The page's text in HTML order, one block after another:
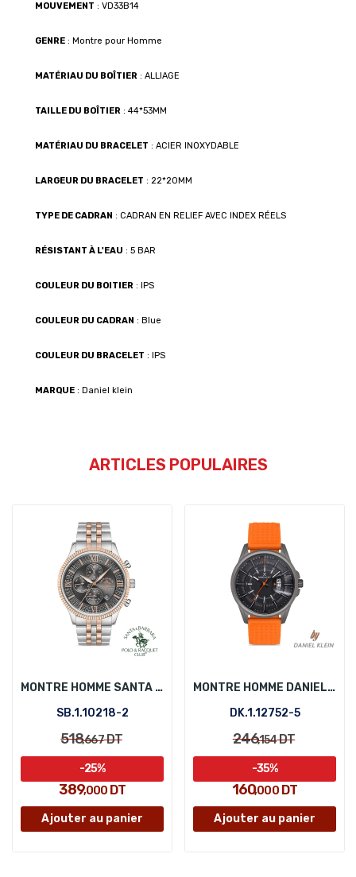
MOUVEMENT : VD33B14
GENRE : Montre pour Homme
MATÉRIAU DU BOÎTIER : ALLIAGE
TAILLE DU BOÎTIER : 44*53MM
MATÉRIAU DU BRACELET : ACIER INOXYDABLE
LARGEUR DU BRACELET : 22*20MM
TYPE DE CADRAN : CADRAN EN RELIEF AVEC INDEX RÉELS
RÉSISTANT À L'EAU : 5 BAR
COULEUR DU BOITIER : IPS
COULEUR DU CADRAN : Blue
COULEUR DU BRACELET : IPS
MARQUE : Daniel klein
ARTICLES POPULAIRES
MONTRE HOMME SANTA BARBARA POLO SB.1.10218-2
SB.1.10218-2
518,667DT
389,000 DT
-25%
Ajouter au panier
MONTRE HOMME DANIEL KLEIN DK.1.12752-5
DK.1.12752-5
246,154DT
160,000DT
-35%
Ajouter au panier